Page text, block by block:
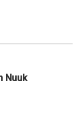
Nuuk